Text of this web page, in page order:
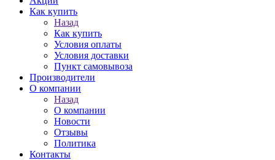
Как купить
Назад
Как купить
Условия оплаты
Условия доставки
Пункт самовывоза
Производители
О компании
Назад
О компании
Новости
Отзывы
Политика
Контакты